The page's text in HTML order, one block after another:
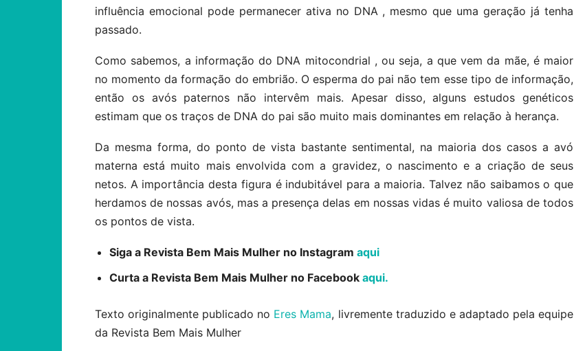
influência emocional pode permanecer ativa no DNA , mesmo que uma geração já tenha
passado.
Como sabemos, a informação do DNA mitocondrial , ou seja, a que vem da mãe, é maior
no momento da formação do embrião. O esperma do pai não tem esse tipo de informação,
então os avós paternos não intervêm mais. Apesar disso, alguns estudos genéticos
estimam que os traços de DNA do pai são muito mais dominantes em relação à herança.
Da mesma forma, do ponto de vista bastante sentimental, na maioria dos casos a avó
materna está muito mais envolvida com a gravidez, o nascimento e a criação de seus
netos. A importância desta figura é indubitável para a maioria. Talvez não saibamos o que
herdamos de nossas avós, mas a presença delas em nossas vidas é muito valiosa de todos
os pontos de vista.
Siga a Revista Bem Mais Mulher no Instagram aqui
Curta a Revista Bem Mais Mulher no Facebook aqui.
Texto originalmente publicado no Eres Mama, livremente traduzido e adaptado pela equipe
da Revista Bem Mais Mulher